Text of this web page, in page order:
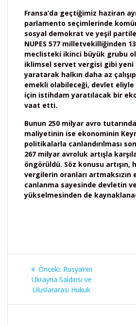
Fransa’da geçtiğimiz haziran
parlamento seçimlerinde
sosyal demokrat ve yeşil
NUPES 577 milletvekilliğinden
meclisteki ikinci büyük grubu
iklimsel servet vergisi gibi yeni
yaratarak halkın daha az
emekli olabileceği, devlet eliyle
için istihdam yaratılacak bir
vaat etti.
Bunun 250 milyar avro
maliyetinin ise ekonominin
politikalarla canlandırılması
267 milyar avroluk artışla
öngörüldü. Söz konusu artışın,
vergilerin oranları artmaksızın
canlanma sayesinde devletin
yükselmesinden de
Yazı
dolaşımı
Önceki: Önceki
yazı:
Rusya’nın
Ukrayna Saldırısı ve
Uluslararası Hukuk